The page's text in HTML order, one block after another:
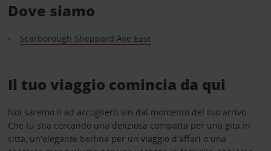
Dove siamo
Scarborough Sheppard Ave East
Il tuo viaggio comincia da qui
Noi saremo lì ad accoglierti sin dal momento del tuo arrivo.
Che tu stia cercando una deliziosa compatta per una gita in
città, un'elegante berlina per un viaggio d'affari o una